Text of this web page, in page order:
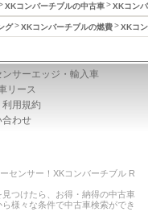
XKコンバーチブルの中古車 XKコン
グ XKコンバーチブルの燃費 XKコ
ンサーエッジ・輸入車
リース
利用規約
合わせ
センサー！XKコンバーチブル R
つけたら、お得・納得の中古車
様々な条件で中古車検索ができ